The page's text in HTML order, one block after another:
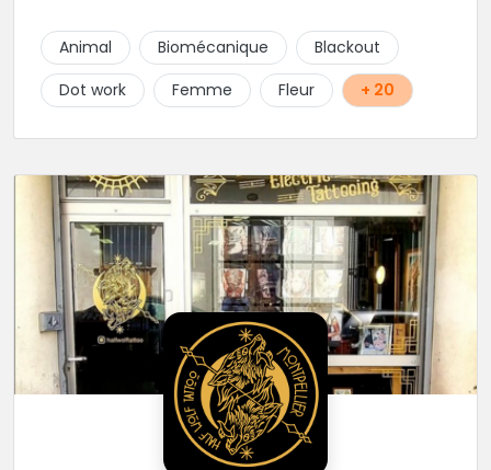
conviviale. N'hésitez à vous rendre au studio pour
que l'équipe vous aiguille dans votre projet.
Animal Biomécanique
Blackout
Dot work
Femme Fleur + 20